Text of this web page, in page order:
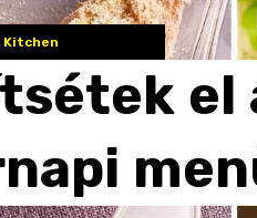
el